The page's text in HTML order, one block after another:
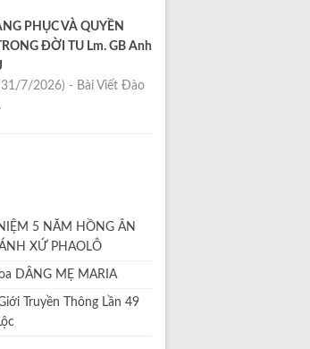
PHỤC VÀ QUYỀN
ĐỜI TU Lm. GB Anh
7/2026) - Bài Viết Đào
5 NĂM HỒNG ÂN
XỨ PHAOLÔ
DÂNG MẸ MARIA
Truyền Thông Lần 49